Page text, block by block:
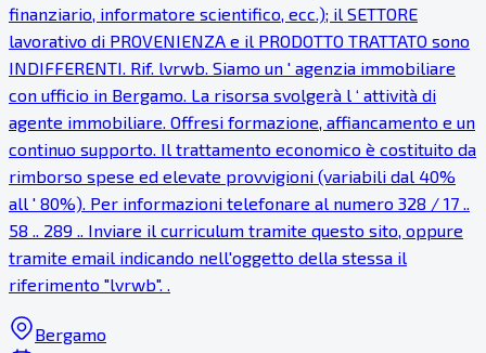
finanziario, informatore scientifico, ecc.); il SETTORE
lavorativo di PROVENIENZA e il PRODOTTO TRATTATO sono
INDIFFERENTI. Rif. lvrwb. Siamo un ' agenzia immobiliare
con ufficio in Bergamo. La risorsa svolgerà l ‘ attività di
agente immobiliare. Offresi formazione, affiancamento e un
continuo supporto. Il trattamento economico è costituito da
rimborso spese ed elevate provvigioni (variabili dal 40%
all ' 80%). Per informazioni telefonare al numero 328 / 17 ..
58 .. 289 .. Inviare il curriculum tramite questo sito, oppure
tramite email indicando nell'oggetto della stessa il
riferimento "lvrwb". .
Bergamo